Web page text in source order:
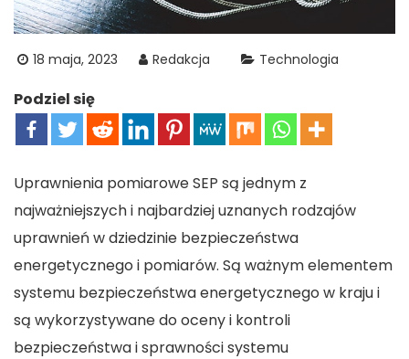
18 maja, 2023 Redakcja Technologia
Podziel się
Uprawnienia pomiarowe SEP są jednym z
najważniejszych i najbardziej uznanych rodzajów
uprawnień w dziedzinie bezpieczeństwa
energetycznego i pomiarów. Są ważnym elementem
systemu bezpieczeństwa energetycznego w kraju i
są wykorzystywane do oceny i kontroli
bezpieczeństwa i sprawności systemu